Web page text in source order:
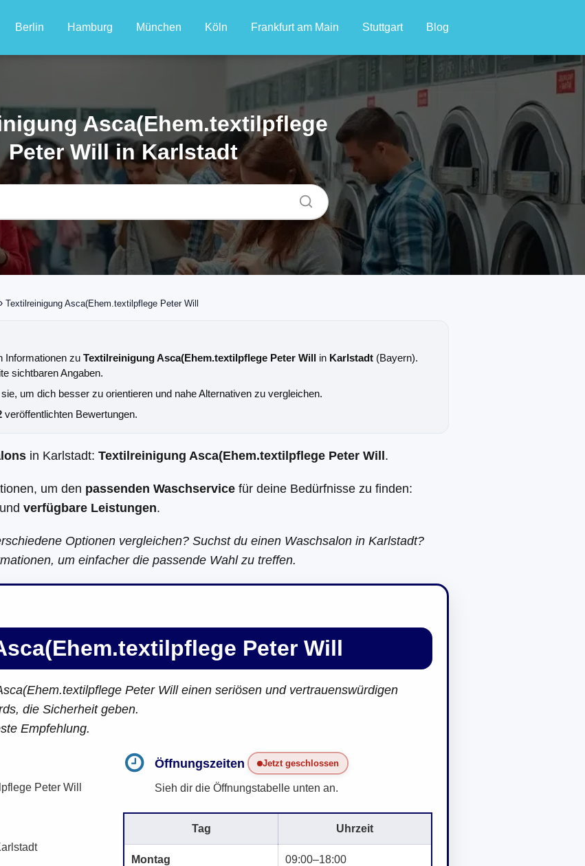
Berlin Hamburg München Köln Frankfurt am Main Stuttgart Blog
Asca(Ehem.textilpflege
Peter Will in Karlstadt
Textilreinigung Asca(Ehem.textilpflege Peter Will
Informationen zu Textilreinigung Asca(Ehem.textilpflege Peter Will in Karlstadt (Bayern).
sichtbaren Angaben.
um dich besser zu orientieren und nahe Alternativen zu vergleichen.
veröffentlichten Bewertungen.
in Karlstadt: Textilreinigung Asca(Ehem.textilpflege Peter Will .
um den passenden Waschservice für deine Bedürfnisse zu finden:
und verfügbare Leistungen.
Optionen vergleichen? Suchst du einen Waschsalon in Karlstadt?
um einfacher die passende Wahl zu treffen.
Peter Will
Peter Will einen seriösen und vertrauenswürdigen
die Sicherheit geben.
Empfehlung.
Peter Will
Öffnungszeiten Jetzt geschlossen
Sieh dir die Öffnungstabelle unten an.
Tag Uhrzeit
Montag 09:00–18:00